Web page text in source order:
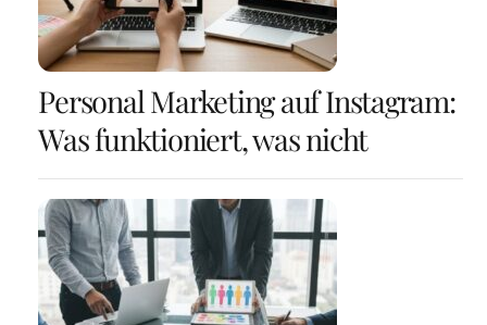
Personal Marketing auf Instagram:
Was funktioniert, was nicht